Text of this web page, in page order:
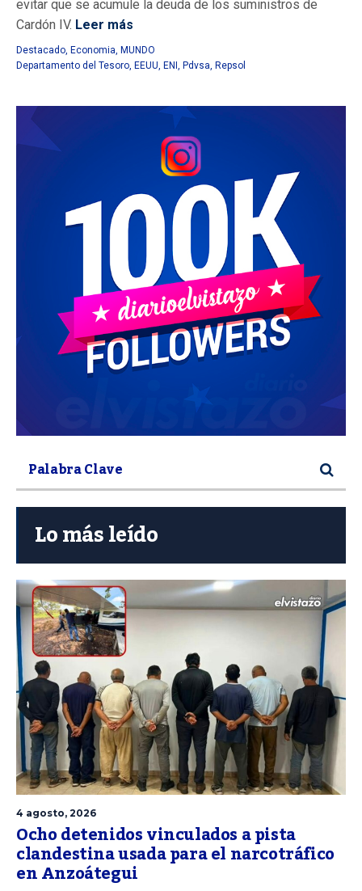
evitar que se acumule la deuda de los suministros de
Cardón IV. Leer más
Destacado, Economia, MUNDO
Departamento del Tesoro, EEUU, ENI , Pdvsa, Repsol
Lo más leído
4 agosto, 2026
Ocho detenidos vinculados a pista
clandestina usada para el narcotráfico
en Anzoátegui